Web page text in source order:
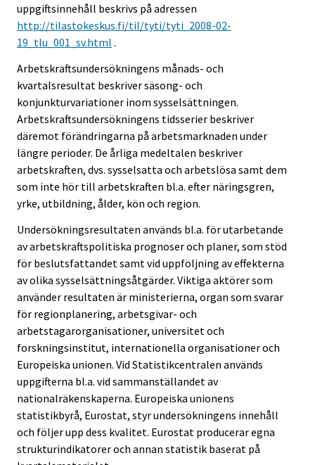
uppgiftsinnehåll beskrivs på adressen
http://tilastokeskus.fi/til/tyti/tyti_2008-02-
19_tlu_001_sv.html .
Arbetskraftsundersökningens månads- och
kvartalsresultat beskriver säsong- och
konjunkturvariationer inom sysselsättningen.
Arbetskraftsundersökningens tidsserier beskriver
däremot förändringarna på arbetsmarknaden under
längre perioder. De årliga medeltalen beskriver
arbetskraften, dvs. sysselsatta och arbetslösa samt dem
som inte hör till arbetskraften bl.a. efter näringsgren,
yrke, utbildning, ålder, kön och region.
Undersökningsresultaten används bl.a. för utarbetande
av arbetskraftspolitiska prognoser och planer, som stöd
för beslutsfattandet samt vid uppföljning av effekterna
av olika sysselsättningsåtgärder. Viktiga aktörer som
använder resultaten är ministerierna, organ som svarar
för regionplanering, arbetsgivar- och
arbetstagarorganisationer, universitet och
forskningsinstitut, internationella organisationer och
Europeiska unionen. Vid Statistikcentralen används
uppgifterna bl.a. vid sammanställandet av
nationalräkenskaperna. Europeiska unionens
statistikbyrå, Eurostat, styr undersökningens innehåll
och följer upp dess kvalitet. Eurostat producerar egna
strukturindikatorer och annan statistik baserat på